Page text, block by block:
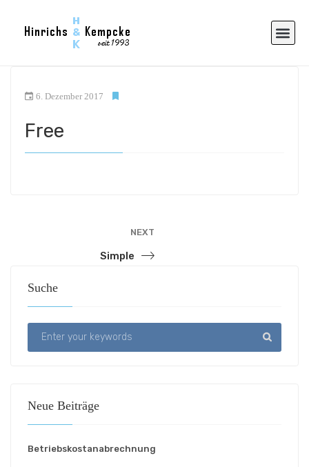
6. Dezember 2017
Free
NEXT
Simple
Suche
Neue Beiträge
Betriebskostanabrechnung